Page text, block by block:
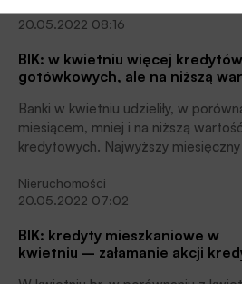
20.05.2022 08:16
BIK: w kwietniu więcej kredytów
gotówkowych, ale na niższą
Banki w kwietniu udzieliły, w
miesiącem, mniej i na niższą
kredytowych. Najwyższy
do roku, przyznały niższą wartość
produktach kredytowych, podaje
Nieruchomości
20.05.2022 07:02
BIK: kredyty mieszkaniowe w
kwietniu – załamanie akcji